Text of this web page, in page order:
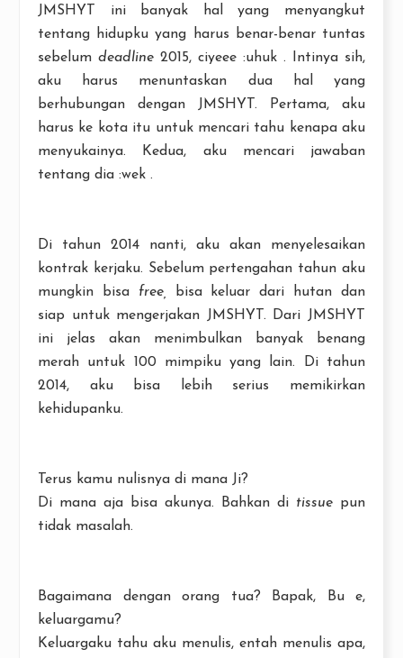
JMSHYT ini banyak hal yang menyangkut
tentang hidupku yang harus benar-benar tuntas
sebelum deadline 2015, ciyeee :uhuk . Intinya sih,
aku harus menuntaskan dua hal yang
berhubungan dengan JMSHYT. Pertama, aku
harus ke kota itu untuk mencari tahu kenapa aku
menyukainya. Kedua, aku mencari jawaban
tentang dia :wek .
Di tahun 2014 nanti, aku akan menyelesaikan
kontrak kerjaku. Sebelum pertengahan tahun aku
mungkin bisa free,
bisa keluar dari hutan dan
siap untuk mengerjakan JMSHYT. Dari JMSHYT
ini jelas akan menimbulkan banyak benang
merah untuk 100 mimpiku yang lain. Di tahun
2014, aku bisa lebih serius memikirkan
kehidupanku.
Terus kamu nulisnya di mana Ji?
Di mana aja bisa akunya. Bahkan di tissue pun
tidak masalah.
Bagaimana dengan orang tua? Bapak, Bu e,
keluargamu?
Keluargaku tahu aku menulis, entah menulis apa,